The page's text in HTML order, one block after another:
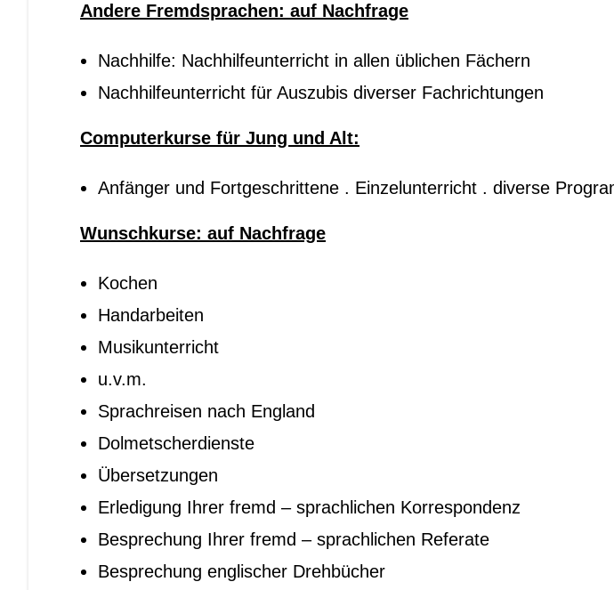
Andere Fremdsprachen: auf Nachfrage
Nachhilfe: Nachhilfeunterricht in allen üblichen Fächern
Nachhilfeunterricht für Auszubis diverser Fachrichtungen
Computerkurse für Jung und Alt:
Anfänger und Fortgeschrittene . Einzelunterricht . diverse
Wunschkurse: auf Nachfrage
Kochen
Handarbeiten
Musikunterricht
u.v.m.
Sprachreisen nach England
Dolmetscherdienste
Übersetzungen
Erledigung Ihrer fremd – sprachlichen Korrespondenz
Besprechung Ihrer fremd – sprachlichen Referate
Besprechung englischer Drehbücher